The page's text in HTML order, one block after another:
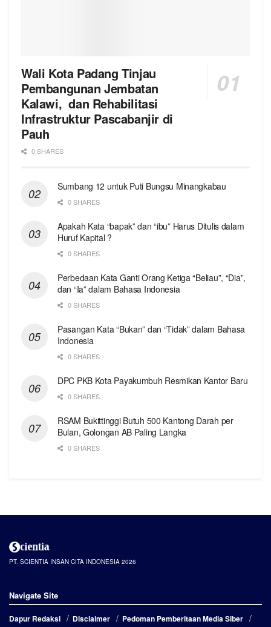
Wali Kota Padang Tinjau
Pembangunan Jembatan
Kalawi, dan Rehabilitasi
Infrastruktur Pascabanjir di
Pauh
0 SHARES
Sumbang 12 untuk Puti Bungsu Minangkabau
0 SHARES
Apakah Kata “bapak” dan “ibu” Harus Ditulis dalam
Huruf Kapital ?
0 SHARES
Perbedaan Kata Ganti Orang Ketiga “Beliau”, “Dia”,
dan “Ia” dalam Bahasa Indonesia
0 SHARES
Pasangan Kata “Bukan” dan “Tidak” dalam Bahasa
Indonesia
0 SHARES
DPC PKB Kota Payakumbuh Resmikan Kantor Baru
0 SHARES
RSAM Bukittinggi Butuh 500 Kantong Darah per
Bulan, Golongan AB Paling Langka
0 SHARES
PT. SCIENTIA INSAN CITA INDONESIA 2026
Navigate Site
Dapur Redaksi Disclaimer
Pedoman Pemberitaan Media Siber